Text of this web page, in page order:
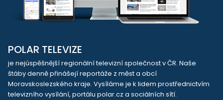
POLAR TELEVIZE
je nejúspěšnější regionální televizní společnost v ČR. Naše
štáby denně přinášejí reportáže z měst a obcí
Moravskoslezského kraje. Vysíláme je k lidem prostřednictvím
televizního vysílání, portálu polar.cz a sociálních sítí.